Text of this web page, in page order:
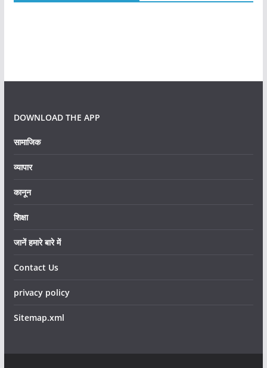
DOWNLOAD THE APP
सामाजिक
व्यापार
कानून
शिक्षा
जानें हमारे बारे में
Contact Us
privacy policy
Sitemap.xml